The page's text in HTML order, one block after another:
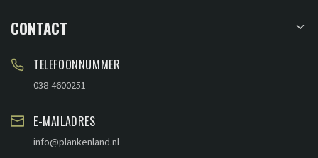
CONTACT
TELEFOONNUMMER
038-4600251
E-MAILADRES
info@plankenland.nl